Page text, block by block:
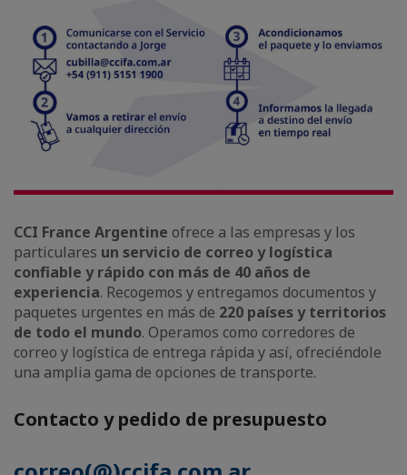
CCI France Argentine ofrece a las empresas y los
particulares un servicio de correo y logística
confiable y rápido con más de 40 años de
experiencia. Recogemos y entregamos documentos y
paquetes urgentes en más de 220 países y territorios
de todo el mundo. Operamos como corredores de
correo y logística de entrega rápida y así, ofreciéndole
una amplia gama de opciones de transporte.
Contacto y pedido de presupuesto